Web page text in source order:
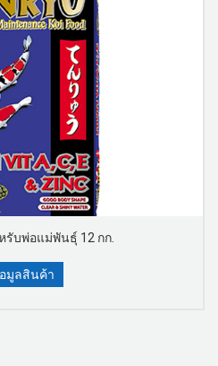
รับพ่อแม่พันธุ์ 12 กก.
มูลสินค้า